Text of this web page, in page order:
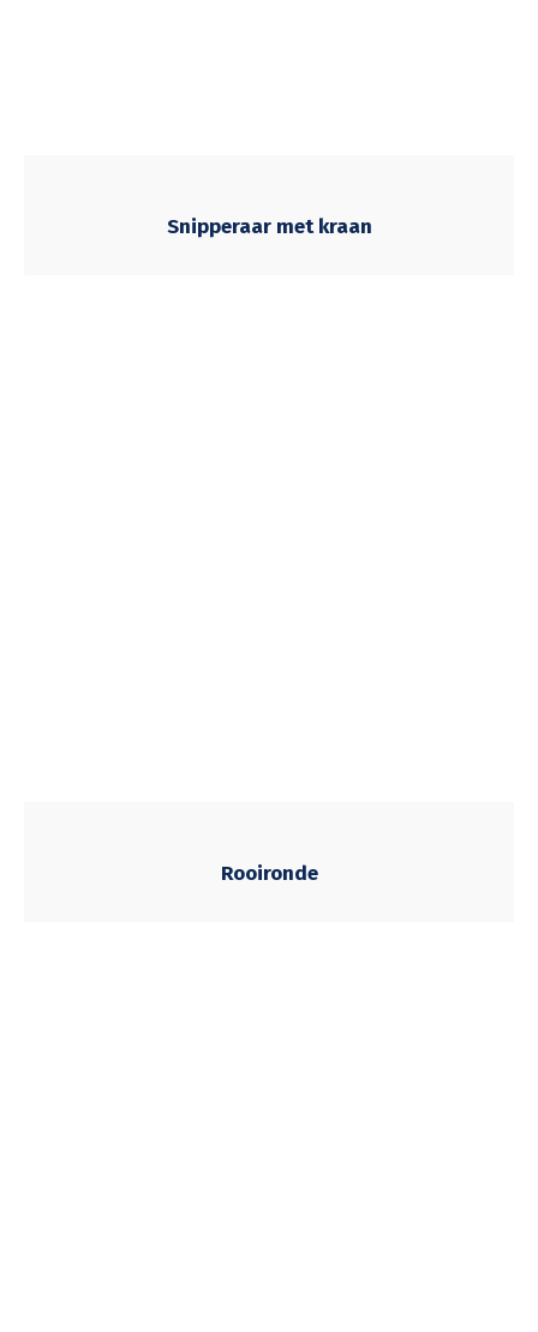
Snipperaar met kraan
Rooironde